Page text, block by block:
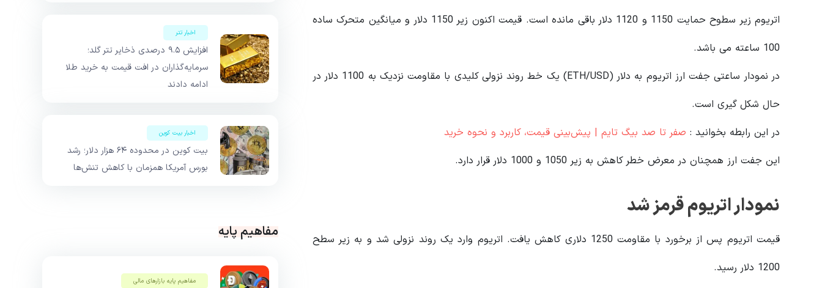
اتریوم زیر سطوح حمایت 1150 و 1120 دلار باقی مانده است. قیمت اکنون زیر 1150 دلار و میانگین متحرک ساده
100 ساعته می باشد.
در نمودار ساعتی جفت ارز اتریوم به دلار (ETH/USD) یک خط روند نزولی کلیدی با مقاومت نزدیک به 1100 دلار در
حال شکل گیری است.
در این رابطه بخوانید‌ : صفر تا صد بیگ تایم | پیش‌بینی قیمت، کاربرد و نحوه خرید
این جفت ارز همچنان در معرض خطر کاهش به زیر 1050 و 1000 دلار قرار دارد.
نمودار اتریوم قرمز شد
قیمت اتریوم پس از برخورد با مقاومت 1250 دلاری کاهش یافت. اتریوم وارد یک روند نزولی شد و به زیر سطح
1200 دلار رسید.
اخبار تتر
افزایش ۹.۵ درصدی ذخایر تتر گلد؛
سرمایه‌گذاران در افت قیمت به خرید طلا
ادامه دادند
اخبار بیت کوین
بیت کوین در محدوده ۶۴ هزار دلار؛ رشد
بورس آمریکا همزمان با کاهش تنش‌ها
مفاهیم پایه
مفاهیم پایه بازار‌های مالی